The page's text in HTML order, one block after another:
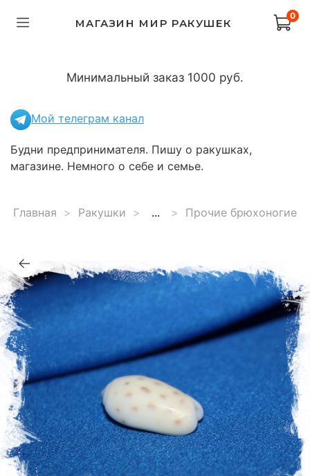
МАГАЗИН МИР РАКУШЕК
0
Минимальный заказ 1000 руб.
Мой телеграм канал
Будни предпринимателя. Пишу о ракушках,
магазине. Немного о себе и семье.
Главная Ракушки ... Прочие брюхоногие